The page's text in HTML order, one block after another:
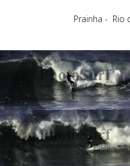
Prainha - Rio